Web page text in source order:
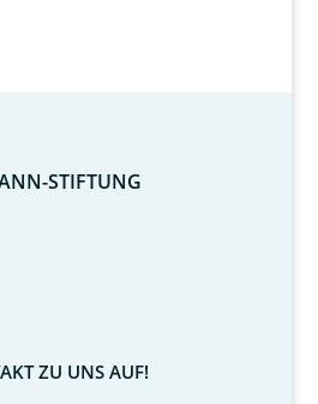
STIFTUNG
ZU UNS AUF!